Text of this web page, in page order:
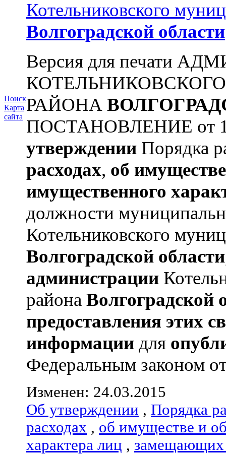
Поиск
Карта
сайта
Котельниковского
Волгоградской области
Версия для печати
РАЙОНА
ПОСТАНОВЛЕНИЕ от
утверждении Порядка
расходах, об
имущественного
должности
Котельниковского
Волгоградской области
администрации
района Волгоградской
предоставления этих
информации для
Федеральным законом
Изменен: 24.03.2015
Об утверждении , Порядка
расходах , об имуществе и
характера лиц , замещающих